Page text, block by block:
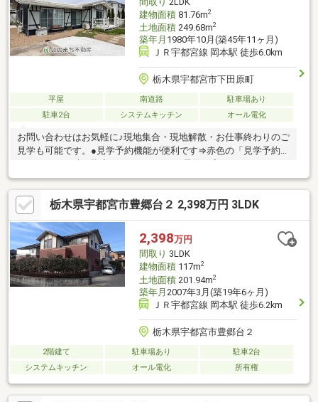
建物面積81.76m2
土地面積249.68m2
築年月 1980年10月(築45年11ヶ月)
ＪＲ宇都宮線 岡本駅 徒歩6.0km
栃木県宇都宮市下田原町
平屋 南道路
駐車場あり
駐車2台
システムキッチン オール電化
お問い合わせはお気軽に♪現地集合・現地解散・お仕事終わりのご
見学も可能です。●見学予約機能が便利です⇒赤色の「見学予約」
電話の場合⇒青色の「電話で問い合わせ」ボタンより通話が可能
です！※担当者に物件所在地と価格をお伝え下さい。●メールの場
合⇒オレンジ色の「資料請求ボタン」よりフォーム入力へお進み
下さい。●不動産屋選びに迷ったら「このまち不動産」にお任せ
下さい ・宅地建物取引士の資格保有者が担当させて頂きます。 ・
住宅ローン実績多数！過去に住宅ローンを断られた方でも、１度
ご相談下さい。
栃木県宇都宮市豊郷台２ 2,398万円 3LDK
2,398万円
間取り 3LDK
建物面積117m2
土地面積201.94m2
築年月 2007年3月(築19年6ヶ月)
ＪＲ宇都宮線 岡本駅 徒歩6.2km
栃木県宇都宮市豊郷台２
2階建て 駐車場あり
駐車2台
システムキッチン
オール電化 所有権